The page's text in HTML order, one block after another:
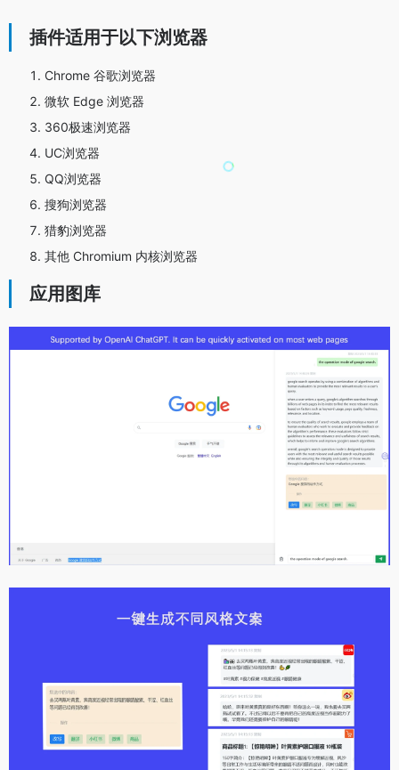
插件适用于以下浏览器
Chrome 谷歌浏览器
微软 Edge 浏览器
360极速浏览器
UC浏览器
QQ浏览器
搜狗浏览器
猎豹浏览器
其他 Chromium 内核浏览器
应用图库